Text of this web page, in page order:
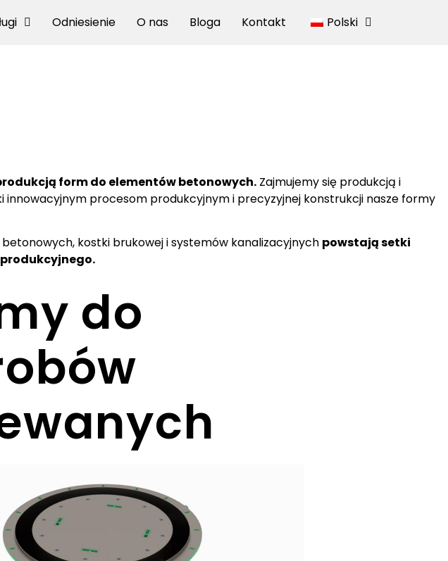
Odniesienie O nas Bloga Kontakt Polski
form do elementów betonowych. Zajmujemy się produkcją i
innowacyjnym procesom produkcyjnym i precyzyjnej konstrukcji nasze formy
kostki brukowej i systemów kanalizacyjnych powstają setki
do